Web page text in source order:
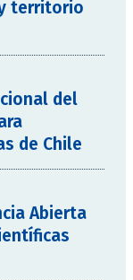
y territorio
del
de Chile
Abierta